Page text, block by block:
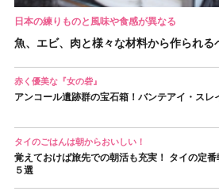
日本の練りものと風味や食感が異なる
魚、エビ、肉と様々な材料から作られる
赤く優美な『女の砦』
アンコール遺跡群の宝石箱！バンテアイ・スレ
タイのごはんは朝からおいしい！
覚えておけば旅先での朝活も充実！ タイの定番
５選